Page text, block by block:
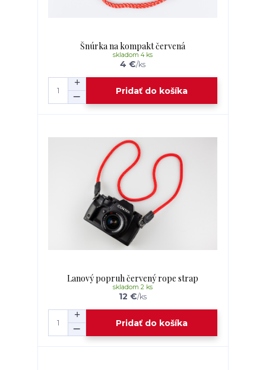
Šnúrka na kompakt červená
4 €/ks
skladom 4 ks
Pridať do košíka
Lanový popruh červený rope strap
12 €/ks
skladom 2 ks
Pridať do košíka